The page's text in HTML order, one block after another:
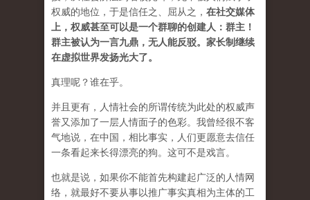
权威的地位，于是信任之、屈从之， 在社交媒体
上，权威甚至可以是一个群聊的创建人：群主！
群主被认为一言九鼎，无人能反驳。家长制继续
在虚拟世界发扬光大了。
真理呢？谁在乎。
并且更有，人情社会的所谓传统为此处的权威声
誉又添加了一层人情面子的色彩。我曾经很不客
气地说，在中国，相比事实，人们更愿意去信任
一条看起来长得漂亮的狗。这可不是戏言。
也就是说，如果你不能首先构建起广泛的人情网
络，就最好不要从事以推广事实真相为主体的工